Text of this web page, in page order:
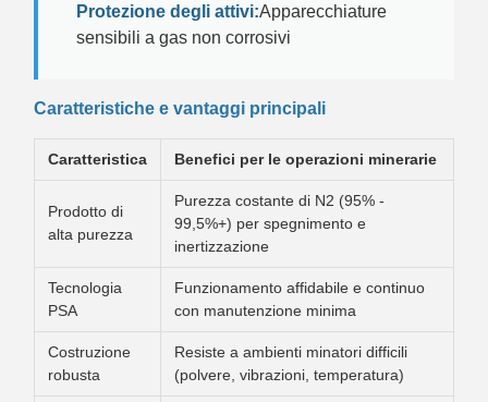
Protezione degli attivi:Apparecchiature
sensibili a gas non corrosivi
Caratteristiche e vantaggi principali
Caratteristica Benefici per le operazioni minerarie
Prodotto di
alta purezza
Purezza costante di N2 (95% -
99,5%+) per spegnimento e
inertizzazione
Tecnologia
PSA
Funzionamento affidabile e continuo
con manutenzione minima
Costruzione
robusta
Resiste a ambienti minatori difficili
(polvere, vibrazioni, temperatura)